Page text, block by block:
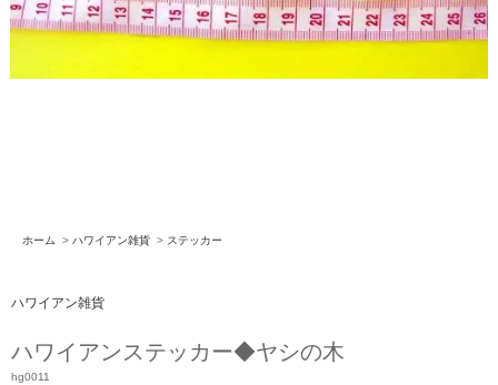
ホーム > ハワイアン雑貨 > ステッカー
ハワイアン雑貨
ハワイアンステッカー◆ヤシの木
hg0011